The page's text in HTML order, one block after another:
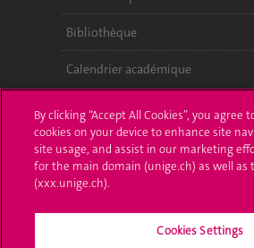
Bibliothèque
Calendrier académique
Médias sociaux UNIGE
By clicking “Accept All Cookies”, you
cookies on your device to enhance site
site usage, and assist in our marketing
for the main domain (unige.ch) as well as
(xxx.unige.ch).
Cookies Settings